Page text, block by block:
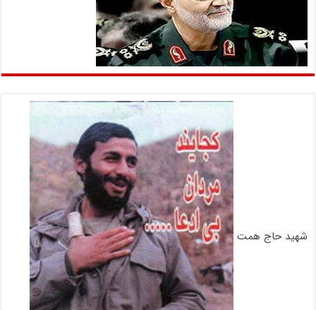
شهید حاج همت